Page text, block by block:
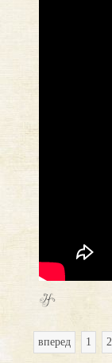
вперед 1 2